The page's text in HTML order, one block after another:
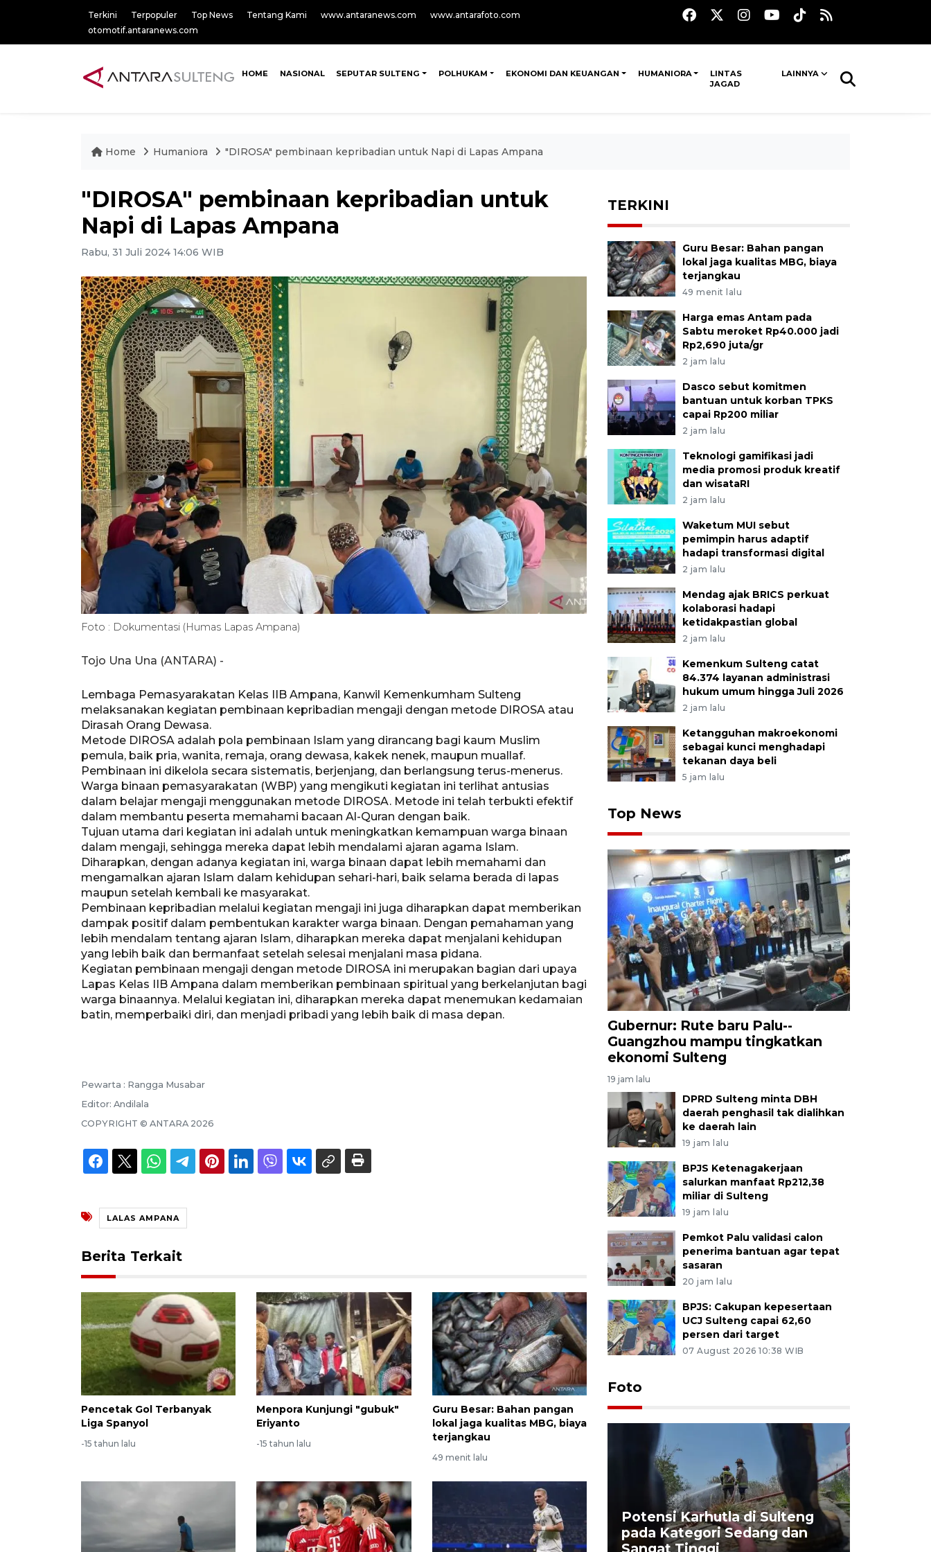
Terkini Terpopuler Top News Tentang Kami www.antaranews.com
www.antarafoto.com
otomotif.antaranews.com
HOME NASIONAL SEPUTAR SULTENG POLHUKAM EKONOMI DAN KEUANGAN HUMANIORA
LINTAS
JAGAD
LAINNYA
Home Humaniora "DIROSA" pembinaan kepribadian untuk Napi di Lapas Ampana
"DIROSA" pembinaan kepribadian untuk
Napi di Lapas Ampana
Rabu, 31 Juli 2024 14:06 WIB
Foto : Dokumentasi (Humas Lapas Ampana)
Tojo Una Una (ANTARA) -
Lembaga Pemasyarakatan Kelas IIB Ampana, Kanwil Kemenkumham Sulteng
melaksanakan kegiatan pembinaan kepribadian mengaji dengan metode DIROSA atau
Dirasah Orang Dewasa.
Metode DIROSA adalah pola pembinaan Islam yang dirancang bagi kaum Muslim
pemula, baik pria, wanita, remaja, orang dewasa, kakek nenek, maupun muallaf.
Pembinaan ini dikelola secara sistematis, berjenjang, dan berlangsung terus-menerus.
Warga binaan pemasyarakatan (WBP) yang mengikuti kegiatan ini terlihat antusias
dalam belajar mengaji menggunakan metode DIROSA. Metode ini telah terbukti efektif
dalam membantu peserta memahami bacaan Al-Quran dengan baik.
Tujuan utama dari kegiatan ini adalah untuk meningkatkan kemampuan warga binaan
dalam mengaji, sehingga mereka dapat lebih mendalami ajaran agama Islam.
Diharapkan, dengan adanya kegiatan ini, warga binaan dapat lebih memahami dan
mengamalkan ajaran Islam dalam kehidupan sehari-hari, baik selama berada di lapas
maupun setelah kembali ke masyarakat.
Pembinaan kepribadian melalui kegiatan mengaji ini juga diharapkan dapat memberikan
dampak positif dalam pembentukan karakter warga binaan. Dengan pemahaman yang
lebih mendalam tentang ajaran Islam, diharapkan mereka dapat menjalani kehidupan
yang lebih baik dan bermanfaat setelah selesai menjalani masa pidana.
Kegiatan pembinaan mengaji dengan metode DIROSA ini merupakan bagian dari upaya
Lapas Kelas IIB Ampana dalam memberikan pembinaan spiritual yang berkelanjutan bagi
warga binaannya. Melalui kegiatan ini, diharapkan mereka dapat menemukan kedamaian
batin, memperbaiki diri, dan menjadi pribadi yang lebih baik di masa depan.
Pewarta : Rangga Musabar
Editor: Andilala
COPYRIGHT © ANTARA 2026
LALAS AMPANA
Berita Terkait
Pencetak Gol Terbanyak
Liga Spanyol
-15 tahun lalu
Menpora Kunjungi "gubuk"
Eriyanto
-15 tahun lalu
Guru Besar: Bahan pangan
lokal jaga kualitas MBG, biaya
terjangkau
49 menit lalu
TERKINI
Guru Besar: Bahan pangan
lokal jaga kualitas MBG, biaya
terjangkau
49 menit lalu
Harga emas Antam pada
Sabtu meroket Rp40.000 jadi
Rp2,690 juta/gr
2 jam lalu
Dasco sebut komitmen
bantuan untuk korban TPKS
capai Rp200 miliar
2 jam lalu
Teknologi gamifikasi jadi
media promosi produk kreatif
dan wisataRI
2 jam lalu
Waketum MUI sebut
pemimpin harus adaptif
hadapi transformasi digital
2 jam lalu
Mendag ajak BRICS perkuat
kolaborasi hadapi
ketidakpastian global
2 jam lalu
Kemenkum Sulteng catat
84.374 layanan administrasi
hukum umum hingga Juli 2026
2 jam lalu
Ketangguhan makroekonomi
sebagai kunci menghadapi
tekanan daya beli
5 jam lalu
Top News
Gubernur: Rute baru Palu--
Guangzhou mampu tingkatkan
ekonomi Sulteng
19 jam lalu
DPRD Sulteng minta DBH
daerah penghasil tak dialihkan
ke daerah lain
19 jam lalu
BPJS Ketenagakerjaan
salurkan manfaat Rp212,38
miliar di Sulteng
19 jam lalu
Pemkot Palu validasi calon
penerima bantuan agar tepat
sasaran
20 jam lalu
BPJS: Cakupan kepesertaan
UCJ Sulteng capai 62,60
persen dari target
07 August 2026 10:38 WIB
Foto
Layanan pembuatan SIM Baru
Potensi Karhutla di Sulteng
pada Kategori Sedang dan